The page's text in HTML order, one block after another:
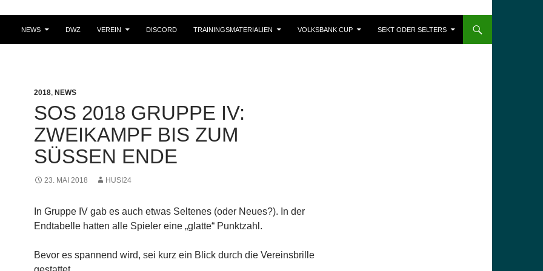
NEWS DWZ VEREIN DISCORD TRAININGSMATERIALIEN VOLKSBANK CUP SEKT ODER SELTERS
2018, NEWS
SOS 2018 GRUPPE IV:
ZWEIKAMPF BIS ZUM
SÜSSEN ENDE
23. MAI 2018 HUSI24
In Gruppe IV gab es auch etwas Seltenes (oder Neues?). In der
Endtabelle hatten alle Spieler eine „glatte“ Punktzahl.
Bevor es spannend wird, sei kurz ein Blick durch die Vereinsbrille